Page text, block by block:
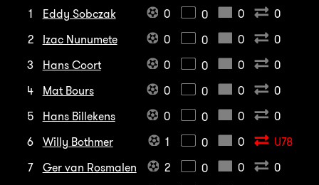
1 Eddy Sobczak 0 0 0
0
2
Izac Nunumete 0 0 0
0
3
Hans Coort 0 0 0
0
4
Mat Bours 0 0 0
0
5
Hans Billekens 0 0 0
0
6
Willy Bothmer 1 0 0
U78
7
Ger van Rosmalen 2 0 0
0